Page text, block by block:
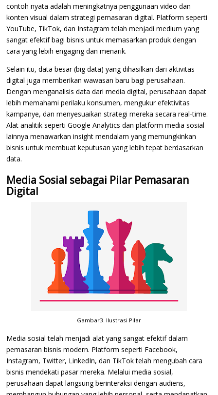
contoh nyata adalah meningkatnya penggunaan video dan
konten visual dalam strategi pemasaran digital. Platform seperti
YouTube, TikTok, dan Instagram telah menjadi medium yang
sangat efektif bagi bisnis untuk memasarkan produk dengan
cara yang lebih engaging dan menarik.
Selain itu, data besar (big data) yang dihasilkan dari aktivitas
digital juga memberikan wawasan baru bagi perusahaan.
Dengan menganalisis data dari media digital, perusahaan dapat
lebih memahami perilaku konsumen, mengukur efektivitas
kampanye, dan menyesuaikan strategi mereka secara real-time.
Alat analitik seperti Google Analytics dan platform media sosial
lainnya menawarkan insight mendalam yang memungkinkan
bisnis untuk membuat keputusan yang lebih tepat berdasarkan
data.
Media Sosial sebagai Pilar Pemasaran
Digital
Gambar3. Ilustrasi Pilar
Media sosial telah menjadi alat yang sangat efektif dalam
pemasaran bisnis modern. Platform seperti Facebook,
Instagram, Twitter, LinkedIn, dan TikTok telah mengubah cara
bisnis mendekati pasar mereka. Melalui media sosial,
perusahaan dapat langsung berinteraksi dengan audiens,